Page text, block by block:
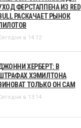
ФЕРСТАППЕНА ИЗ RED
BULL РАСКАЧАЕТ РЫНОК
ПИЛОТОВ
в 14:12
ХЕРБЕРТ: В
ШТРАФАХ ХЭМИЛТОНА
ВИНОВАТ ТОЛЬКО ОН САМ
в 13:14